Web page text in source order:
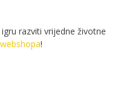
razviti vrijedne životne
webshopa!